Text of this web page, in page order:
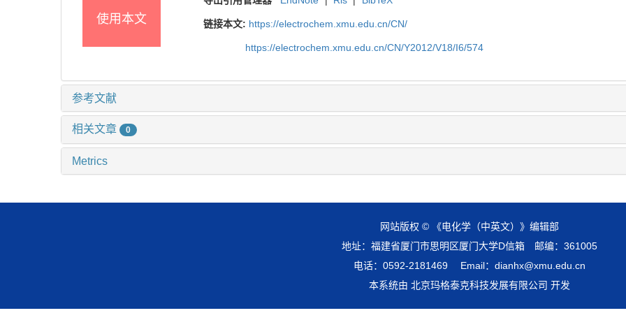
使用本文 链接本文: https://electrochem.xmu.edu.cn/CN/
https://electrochem.xmu.edu.cn/CN/Y2012/V18/I6/574
参考文献
相关文章 0
Metrics
网站版权 © 《电化学（中英文）》编辑部
地址：福建省厦门市思明区厦门大学D信箱 邮编：361005
电话：0592-2181469 Email：dianhx@xmu.edu.cn
本系统由 北京玛格泰克科技发展有限公司 开发